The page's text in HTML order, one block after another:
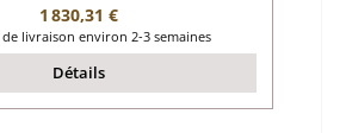
Prix régulier :
1 830,31 €
de livraison environ 2-3 semaines
Détails